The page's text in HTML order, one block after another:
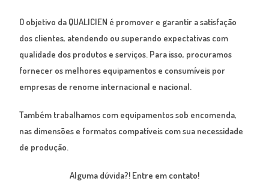
O objetivo da QUALICIEN é promover e garantir a satisfação
dos clientes, atendendo ou superando expectativas com
qualidade dos produtos e serviços. Para isso, procuramos
fornecer os melhores equipamentos e consumíveis por
empresas de renome internacional e nacional.
Também trabalhamos com equipamentos sob encomenda,
nas dimensões e formatos compatíveis com sua necessidade
de produção.
Alguma dúvida?! Entre em contato!